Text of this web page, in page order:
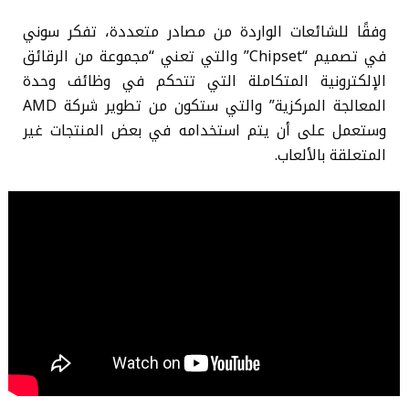
وفقًا للشائعات الواردة من مصادر متعددة، تفكر سوني
في تصميم “Chipset” والتي تعني “مجموعة من الرقائق
الإلكترونية المتكاملة التي تتحكم في وظائف وحدة
المعالجة المركزية” والتي ستكون من تطوير شركة AMD
وستعمل على أن يتم استخدامه في بعض المنتجات غير
المتعلقة بالألعاب.